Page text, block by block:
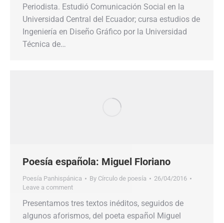
Periodista. Estudió Comunicación Social en la
Universidad Central del Ecuador; cursa estudios de
Ingeniería en Diseño Gráfico por la Universidad
Técnica de…
Poesía española: Miguel Floriano
Poesía Panhispánica By Círculo de poesía
26/04/2016
Leave a comment
Presentamos tres textos inéditos, seguidos de
algunos aforismos, del poeta español Miguel